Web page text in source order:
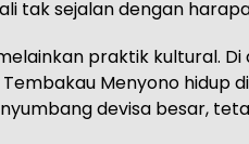
tak sejalan dengan
praktik kultural.
Menyono hidup
devisa besar,